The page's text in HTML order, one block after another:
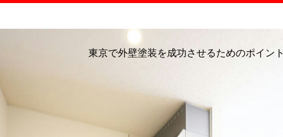
東京で外壁塗装を成功させるためのポイント